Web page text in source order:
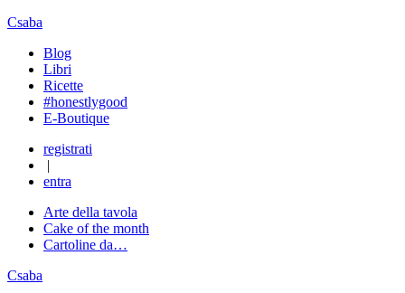
Csaba
Blog
Libri
Ricette
#honestlygood
E-Boutique
registrati
|
entra
Arte della tavola
Cake of the month
Cartoline da…
Csaba